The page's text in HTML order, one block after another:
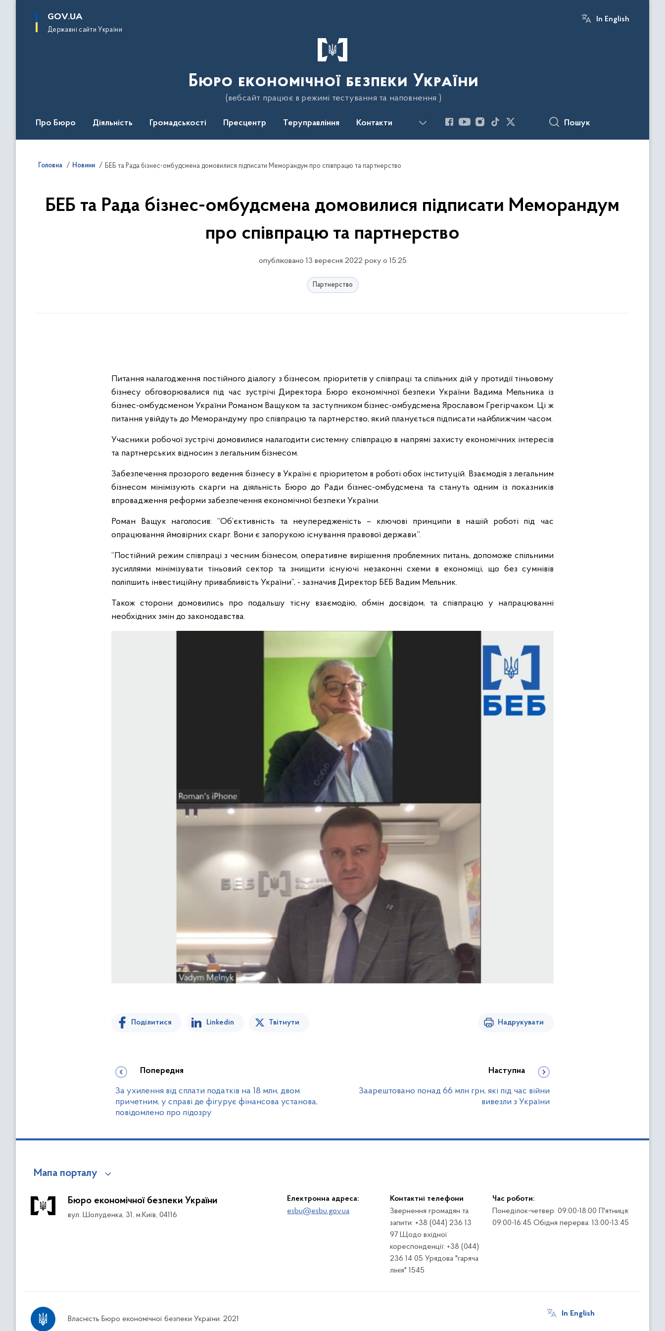
основного
GOV.UA
Державні сайти України
In English
Бюро економічної безпеки України
(вебсайт працює в режимі тестування та наповнення )
Про Бюро Діяльність Громадськості Пресцентр Теруправління Контакти Пошук
Головна Новини БЕБ та Рада бізнес-омбудсмена домовилися підписати Меморандум про співпрацю та партнерство
БЕБ та Рада бізнес-омбудсмена домовилися підписати Меморандум
про співпрацю та партнерство
опубліковано 13 вересня 2022 року о 15:25
Партнерство
Питання налагодження постійного діалогу з бізнесом, пріоритетів у співпраці та спільних дій у протидії тіньовому
бізнесу обговорювалися під час зустрічі Директора Бюро економічної безпеки України Вадима Мельника із
бізнес-омбудсменом України Романом Ващуком та заступником бізнес-омбудсмена Ярославом Грегірчаком. Ці ж
питання увійдуть до Меморандуму про співпрацю та партнерство, який планується підписати найближчим часом.
Учасники робочої зустрічі домовилися налагодити системну співпрацю в напрямі захисту економічних інтересів
та партнерських відносин з легальним бізнесом.
Забезпечення прозорого ведення бізнесу в Україні є пріоритетом в роботі обох інституцій. Взаємодія з легальним
бізнесом мінімізують скарги на діяльність Бюро до Ради бізнес-омбудсмена та стануть одним із показників
впровадження реформи забезпечення економічної безпеки України.
Роман Ващук наголосив: “Об’єктивність та неупередженість – ключові принципи в нашій роботі під час
опрацювання ймовірних скарг. Вони є запорукою існування правової держави.”.
“Постійний режим співпраці з чесним бізнесом, оперативне вирішення проблемних питань, допоможе спільними
зусиллями мінімізувати тіньовий сектор та знищити існуючі незаконні схеми в економіці, що без сумнівів
поліпшить інвестиційну привабливість України”, - зазначив Директор БЕБ Вадим Мельник.
Також сторони домовились про подальшу тісну взаємодію, обмін досвідом, та співпрацю у напрацюванні
необхідних змін до законодавства.
Поділитися Linkedin Твітнути Надрукувати
Попередня
За ухилення від сплати податків на 18 млн, двом
причетним, у справі де фігурує фінансова установа,
повідомлено про підозру
Наступна
Заарештовано понад 66 млн грн, які під час війни
вивезли з України
Мапа порталу
Бюро економічної безпеки України
вул. Шолуденка, 31, м.Київ, 04116
Електронна адреса:
esbu@esbu.gov.ua
Контактні телефони
Звернення громадян та
запити: +38 (044) 236 13
97 Щодо вхідної
кореспонденції: +38 (044)
236 14 05 Урядова "гаряча
лінія" 1545
Час роботи:
Понеділок-четвер: 09:00-18:00 П'ятниця:
09:00-16:45 Обідня перерва: 13:00-13:45
Власність Бюро економічної безпеки України. 2021
In English